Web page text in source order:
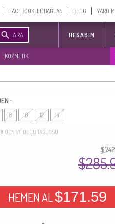
FACEBOOK İLE BAĞLAN BLOG
ARA HESABIM
KOZMETİK
:
8 10 12 14
BEDEN VE ÖLÇÜ TABLOSU
HEMEN AL$171.59